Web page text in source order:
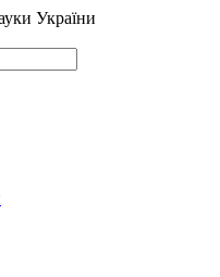
України